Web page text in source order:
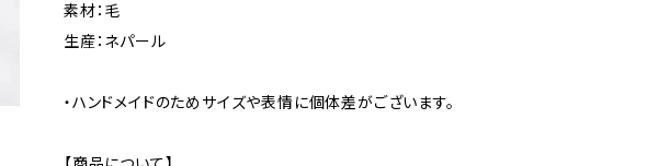
素材：毛
生産：ネパール
・ハンドメイドのためサイズや表情に個体差がございます。